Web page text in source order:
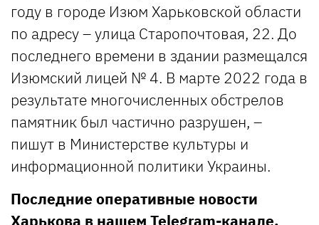
году в городе Изюм Харьковской области
по адресу – улица Старопочтовая, 22. До
последнего времени в здании размещался
Изюмский лицей № 4. В марте 2022 года в
результате многочисленных обстрелов
памятник был частично разрушен, –
пишут в Министерстве культуры и
информационной политики Украины.
Последние оперативные новости
Харькова в нашем Telegram-канале.